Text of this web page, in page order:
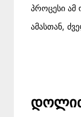
პროცესი ამ
ამასთან,